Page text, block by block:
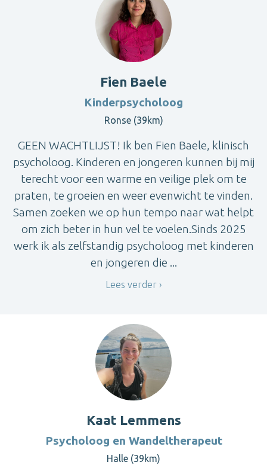
Fien Baele
Kinderpsycholoog
Ronse (39km)
GEEN WACHTLIJST! Ik ben Fien Baele, klinisch
psycholoog. Kinderen en jongeren kunnen bij mij
terecht voor een warme en veilige plek om te
praten, te groeien en weer evenwicht te vinden.
Samen zoeken we op hun tempo naar wat helpt
om zich beter in hun vel te voelen.Sinds 2025
werk ik als zelfstandig psycholoog met kinderen
en jongeren die ...
Lees verder
Kaat Lemmens
Psycholoog en Wandeltherapeut
Halle (39km)